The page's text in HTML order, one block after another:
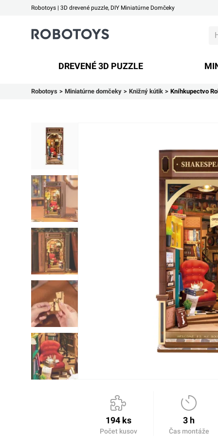
Robotoys | 3D drevené puzzle, DIY Miniatúrne Domčeky
Robotoys
Robotoys Miniatúrne domčeky Knižný kútik Kníhkupectvo
DREVENÉ 3D PUZZLE
194 ks
Počet kusov
3 h
Čas montáže